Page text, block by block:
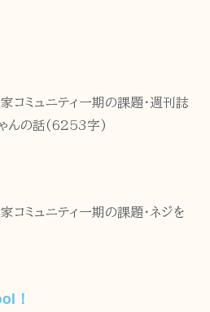
コミュニティ一期の課題・週刊誌
んの話(6253字)
ミュニティ一期の課題・ネジを
！